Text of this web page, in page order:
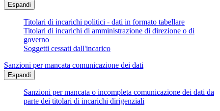
Espandi
Titolari di incarichi politici - dati in formato tabellare
Titolari di incarichi di amministrazione di direzione o di
governo
Soggetti cessati dall'incarico
Sanzioni per mancata comunicazione dei dati
Espandi
Sanzioni per mancata o incompleta comunicazione dei dati da
parte dei titolari di incarichi dirigenziali